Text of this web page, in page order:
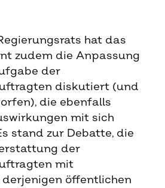
hat das
zudem die Anpassung
der
diskutiert (und
die ebenfalls
mit sich
stand zur Debatte, die
der
mit
öffentlichen